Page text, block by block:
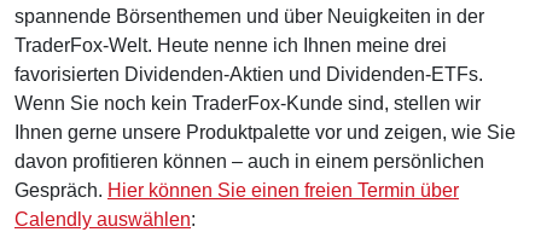
spannende Börsenthemen und über Neuigkeiten in der
TraderFox-Welt. Heute nenne ich Ihnen meine drei
favorisierten Dividenden-Aktien und Dividenden-ETFs.
Wenn Sie noch kein TraderFox-Kunde sind, stellen wir
Ihnen gerne unsere Produktpalette vor und zeigen, wie Sie
davon profitieren können – auch in einem persönlichen
Gespräch. Hier können Sie einen freien Termin über
Calendly auswählen: